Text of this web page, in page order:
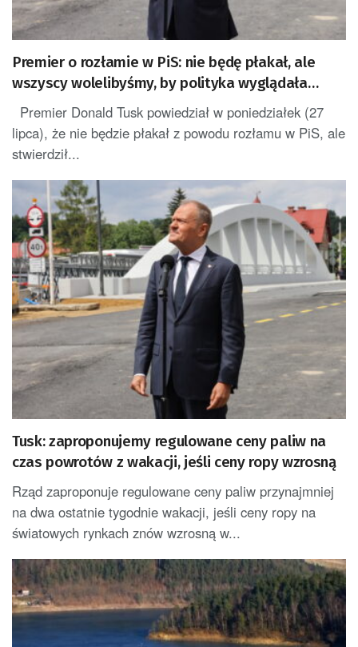
Premier o rozłamie w PiS: nie będę płakał, ale
wszyscy wolelibyśmy, by polityka wyglądała
trochę inaczej
Premier Donald Tusk powiedział w poniedziałek (27
lipca), że nie będzie płakał z powodu rozłamu w PiS, ale
stwierdził...
Tusk: zaproponujemy regulowane ceny paliw na
czas powrotów z wakacji, jeśli ceny ropy wzrosną
Rząd zaproponuje regulowane ceny paliw przynajmniej
na dwa ostatnie tygodnie wakacji, jeśli ceny ropy na
światowych rynkach znów wzrosną w...